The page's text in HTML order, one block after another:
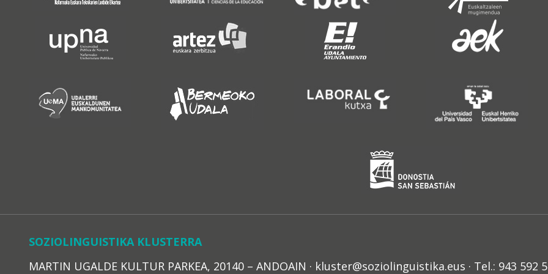
SOZIOLINGUISTIKA KLUSTERRA
MARTIN UGALDE KULTUR PARKEA, 20140 – ANDOAIN · kluster@soziolinguistika.eus · Tel.: 943 592